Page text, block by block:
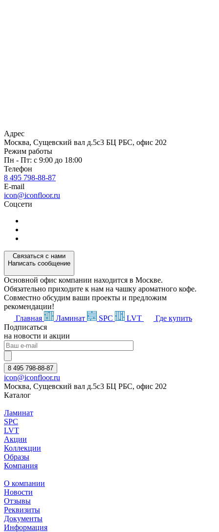
Адрес
Москва, Сущевский вал д.5с3 БЦ РБС, офис 202
Режим работы
Пн - Пт: с 9:00 до 18:00
Телефон
8 495 798-88-87
E-mail
icon@iconfloor.ru
Соцсети
Связаться с нами
Написать сообщение
Основной офис компании находится в Москве.
Обязательно приходите к нам на чашку ароматного кофе.
Совместно обсудим ваши проекты и предложим
рекомендации!
Главная
Ламинат SPC LVT
Где купить
Подписаться
на новости и акции
8 495 798-88-87
icon@iconfloor.ru
Москва, Сущевский вал д.5с3 БЦ РБС, офис 202
Каталог
Ламинат
SPC
LVT
Акции
Коллекции
Образы
Компания
О компании
Новости
Отзывы
Реквизиты
Документы
Информация